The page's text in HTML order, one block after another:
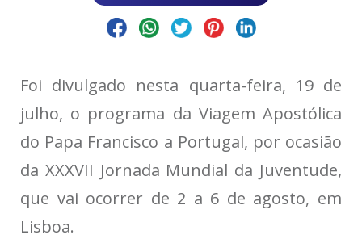
Foi divulgado nesta quarta-feira, 19 de
julho, o programa da Viagem Apostólica
do Papa Francisco a Portugal, por ocasião
da XXXVII Jornada Mundial da Juventude,
que vai ocorrer de 2 a 6 de agosto, em
Lisboa.